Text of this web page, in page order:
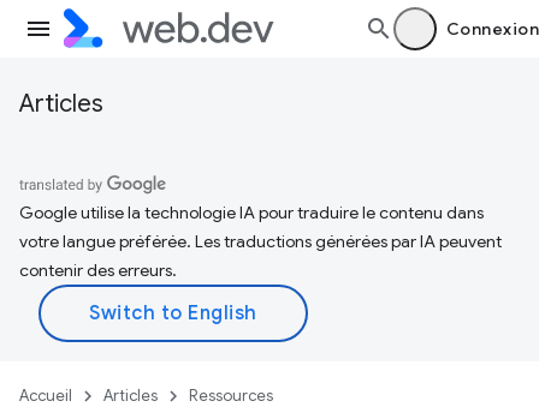
Connexion
Articles
Google utilise la technologie IA pour traduire le contenu dans
votre langue préférée. Les traductions générées par IA peuvent
contenir des erreurs.
Accueil Articles
Ressources